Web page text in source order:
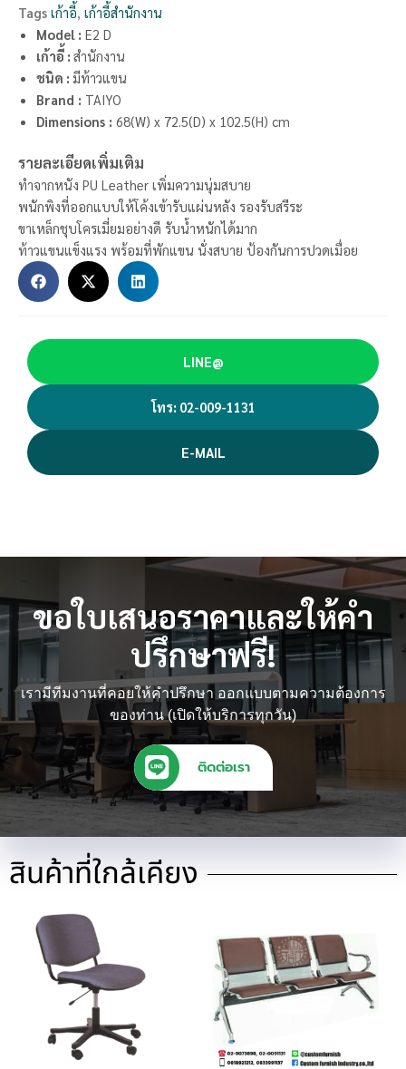
Tags เก้าอี้, เก้าอี้สำนักงาน
Model : E2 D
เก้าอี้ : สำนักงาน
ชนิด : มีท้าวแขน
Brand : TAIYO
Dimensions : 68(W) x 72.5(D) x 102.5(H) cm
รายละเอียดเพิ่มเติม
ทำจากหนัง PU Leather เพิ่มความนุ่มสบาย
พนักพิงที่ออกแบบให้โค้งเข้ารับแผ่นหลัง รองรับสรีระ
ขาเหล็กชุบโครเมี่ยมอย่างดี รับน้ำหนักได้มาก
ท้าวแขนแข็งแรง พร้อมที่พักแขน นั่งสบาย ป้องกันการปวดเมื่อย
LINE@
โทร: 02-009-1131
E-MAIL
ขอใบเสนอราคาและให้คำ
ปรึกษาฟรี!
เรามีทีมงานที่คอยให้คำปรึกษา ออกแบบตามความต้องการ
ของท่าน (เปิดให้บริการทุกวัน)
ติดต่อเรา
สินค้าที่ใกล้เคียง